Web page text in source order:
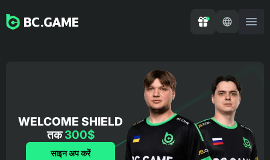
WELCOME SHIELD
तक300$
साइन अप करें